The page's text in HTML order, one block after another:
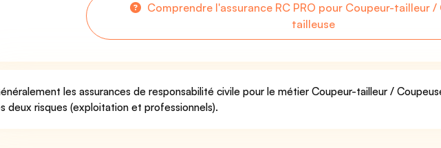
Comprendre l'assurance RC PRO pour Coupeur-tailleur /
tailleuse
les assurances de responsabilité civile pour le métier Coupeur-tailleur /
deux risques (exploitation et professionnels).